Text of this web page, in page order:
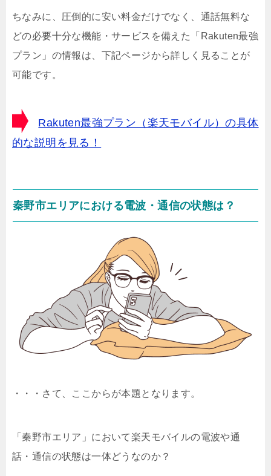
ちなみに、圧倒的に安い料金だけでなく、通話無料な
どの必要十分な機能・サービスを備えた「Rakuten最強
プラン」の情報は、下記ページから詳しく見ることが
可能です。
Rakuten最強プラン（楽天モバイル）の具体
的な説明を見る！
秦野市エリアにおける電波・通信の状態は？
・・・さて、ここからが本題となります。
「秦野市エリア」において楽天モバイルの電波や通
話・通信の状態は一体どうなのか？